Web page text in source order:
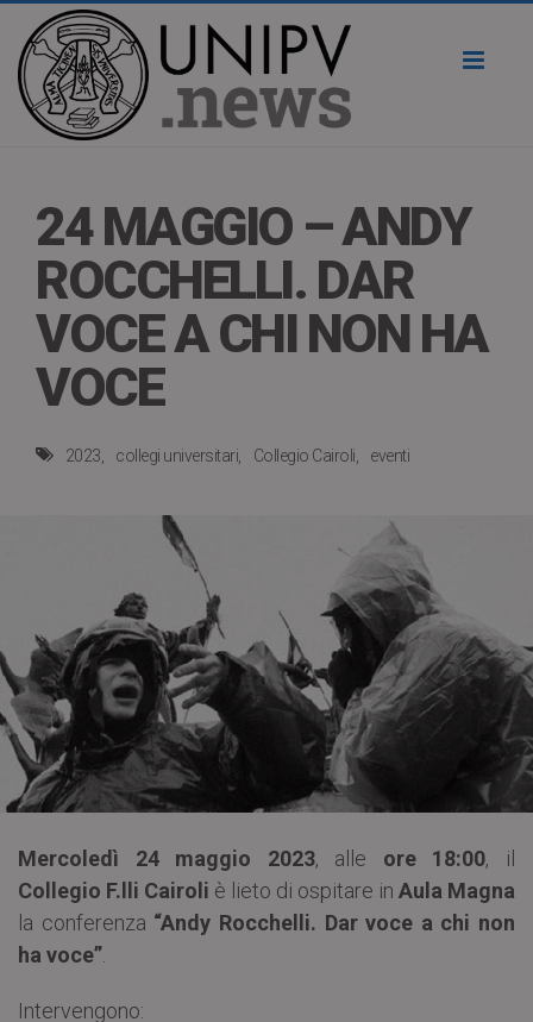
24 MAGGIO – ANDY
ROCCHELLI. DAR
VOCE A CHI NON HA
VOCE
2023 collegi universitari Collegio Cairoli eventi
Mercoledì 24 maggio 2023, alle ore 18:00, il
Collegio F.lli Cairoli è lieto di ospitare in Aula Magna
la conferenza “Andy Rocchelli. Dar voce a chi non
ha voce”
Intervengono: